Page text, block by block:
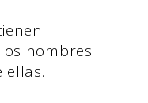
nombres
ellas.